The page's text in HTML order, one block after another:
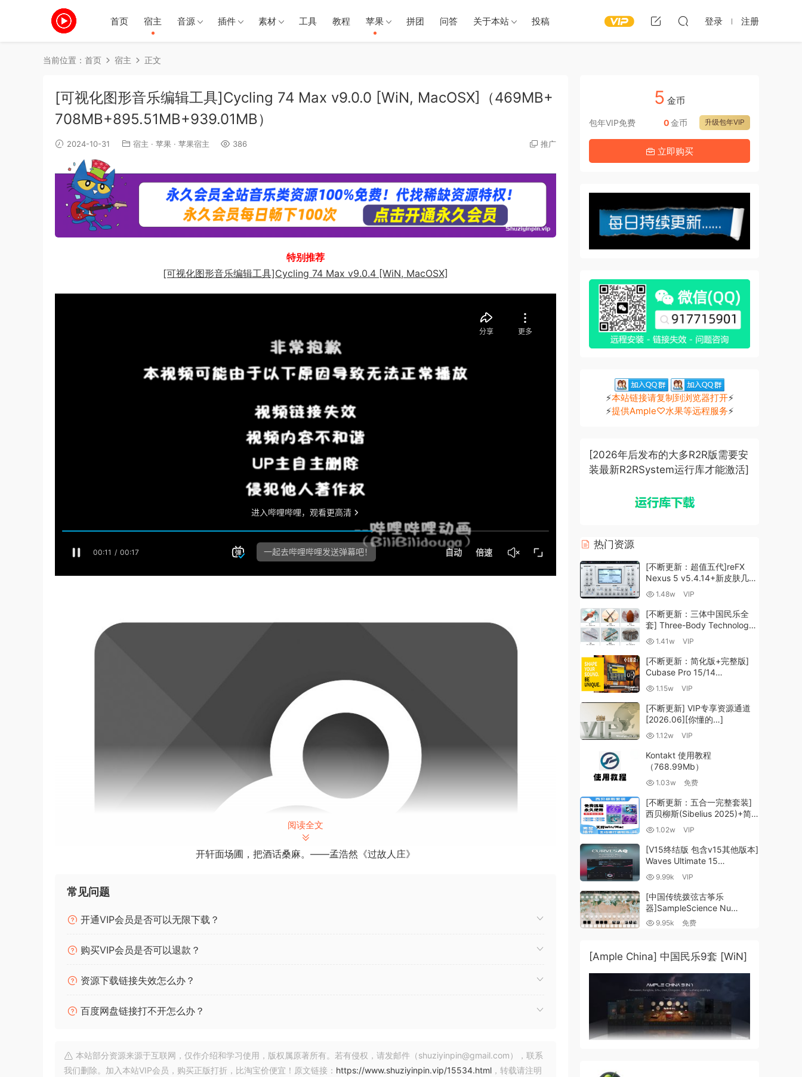
首页 宿主 音源 插件 素材 工具 教程 苹果 拼团 问答 关于本站 投稿 登录 注册
当前位置： 首页 宿主 正文
[可视化图形音乐编辑工具]Cycling 74 Max v9.0.0 [WiN, MacOSX]（469MB+
708MB+895.51MB+939.01MB）
2024-10-31 宿主 · 苹果 · 苹果宿主 386 推广
特别推荐
[可视化图形音乐编辑工具]Cycling 74 Max v9.0.4 [WiN, MacOSX]
阅读全文
开轩面场圃，把酒话桑麻。——孟浩然《过故人庄》
常见问题
开通VIP会员是否可以无限下载？
购买VIP会员是否可以退款？
资源下载链接失效怎么办？
百度网盘链接打不开怎么办？
本站部分资源来源于互联网，仅作介绍和学习使用，版权属原著所有。若有侵权，请发邮件（shuziyinpin@gmail.com），联系
我们删除。加入本站VIP会员，购买正版打折，比淘宝价便宜！原文链接： https://www.shuziyinpin.vip/15534.html ，转载请注明
5 金币
包年VIP免费 升级包年VIP
0金币
立即购买
⚡本站链接请复制到浏览器打开⚡
⚡提供Ample♡水果等远程服务⚡
[2026年后发布的大多R2R版需要安
装最新R2RSystem运行库才能激活]
热门资源
[不断更新：超值五代]reFX
Nexus 5 v5.4.14+新皮肤几十
套+原厂+全套扩展+教程
1.48w VIP
[不断更新：三体中国民乐全
套] Three-Body Technology-
R2R [WiN, MacOSX]
1.41w VIP
[不断更新：简化版+完整版]
Cubase Pro 15/14
VR/R2R/U2B+原厂音源+插件
MacOSX]（704.0MB+）
1.15w VIP
[不断更新] VIP专享资源通道
[2026.06][你懂的…]
1.12w VIP
Kontakt 使用教程
（768.99Mb）
1.03w 免费
[不断更新：五合一完整套装]
西贝柳斯(Sibelius 2025)+简
谱插件V8+图片识别+音频识别
MacOSX]（80.48GB+）
1.02w VIP
[V15终结版 包含v15其他版本]
Waves Ultimate 15
v25.05.27+一键安装版+安装
MacOSX]
（4.1GB+10.2GB+9.6GB）
9.99k VIP
[中国传统拨弦古筝乐
器]SampleScience Nu
Guzheng v2.0 x64 VST
9.95k 免费
[Ample China] 中国民乐9套 [WiN]